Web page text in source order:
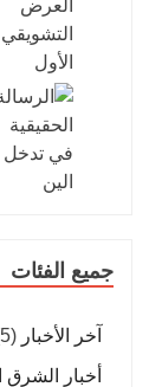
جميع الفئات
آخر الأخبار (5)
أخبار